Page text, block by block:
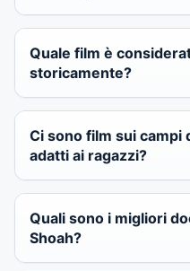
Quale film è
storicamente?
Ci sono film sui
adatti ai ragazzi?
Quali sono i migliori
Shoah?